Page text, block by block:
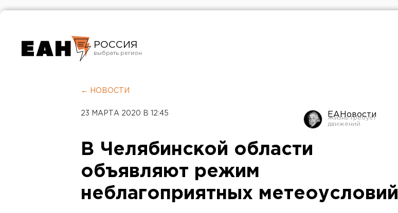
РОССИЯ
Челябинск
← НОВОСТИ
23 МАРТА 2020 В 12:45 ЕАНовости
В Челябинской области
объявляют режим
неблагоприятных метеоусловий